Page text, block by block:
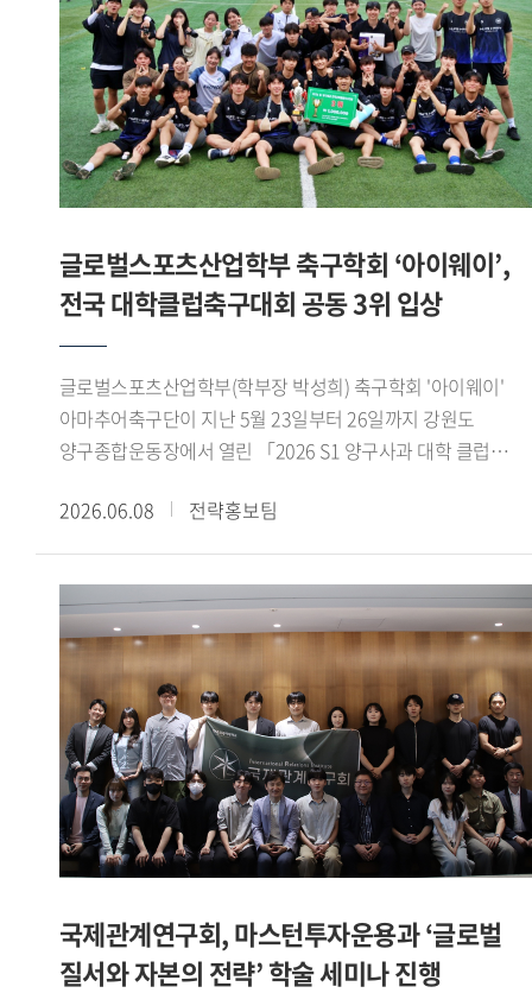
위해 마련됐다. 참가팀들은 스포츠 산업과 AI 바이오헬스
기술을 접목한 다양한 아이디어를 영상 발표 형식으로
제출했으며, 심사는 창의성, 기술 융합성, 산업 적용 가능성,
실현 가능성 등을 중심으로 진행됐다.'AI 동적 운동 처방 플랫폼
팀은 발표 세션에서 ▲Pre-Work(운동 전) 단계의 국민체력100
등급 점수와 실시간 심박변이도(HRV) 기반 오늘의 운동 준비
중) 단계의 제조사별(Apple, Samsung, Garmin) 센서 특성을
반영한 실시간 가변 강도 조절 및 위험 감지 트리거 , ▲Post-
Work(운동 후) 단계의 최상 컨디션 상태 복구를 위한 목표
지향적 역산형 회복 시뮬레이터 발표를 진행하였다.
발표자들은 공공 데이터와 하이엔드 웨어러블 API를 아우르는
구체적인 데이터 매핑 기술과 아키텍처 구축 방안을 제시했다.
심사위원단은 복잡한 생체 데이터를 사용자가 쉽게 이해할 수
배터리 복구 경로 라는 개념을 도입해 운동 상태와 회복 과정을
우수한 평가를 받았다.팀장 이유준 학생은 일회성 측정에
그치던 국가 체력 인증 데이터에 실시간 스마트워치 생체
신호를 결합함으로써, 365일 실시간으로 안전벨트를 매고
운동하는 듯한 디지털 예방 의학 솔루션 을 구현하고자 했다 고
강조하며, 앞으로 제조사별 API 데이터 정규화 과정을 더욱
고도화하고, 향후 실제 공공 인프라 및 보험 산업(인슈어테크)
과의 연동 융합 연구를 통해 전 국민이 안전하게 국가 표준 체력
등급에 도달하는 데 선도적 역할을 다하겠다 고 소감을 밝혔다.
글로벌스포츠산업학부 축구학회 ‘아이웨이’,
전국 대학클럽축구대회 공동 3위 입상
글로벌스포츠산업학부(학부장 박성희) 축구학회 '아이웨이'
아마추어축구단이 지난 5월 23일부터 26일까지 강원도
양구종합운동장에서 열린 「2026 S1 양구사과 대학 클럽
고려대학교 SFA, 한국체육대학교 실버골 FC, 한림대학교
레오를 상대로 조 1위를 기록하며 16강에 진출했다.이후
16강에서는 육군사관학교 사커라이온을, 8강에서는
한림대학교 사이다를 차례로 꺾고 4강에 올랐다. 준결승에서는
서울시립대학교 AZURE와 맞붙어 선전한 끝에 공동 3위로
대회를 마무리했다.이번 대회는 전국 대학 축구 동아리와 학회
팀들이 참가하는 대학 클럽 축구대회로, 아이웨이는 이번
성과를 통해 전국 무대에서 경쟁력을 입증했다.
글로벌스포츠산업학부 축구학회 아이웨이는 학부 재학생들로
구성된 축구 학회로, 교내외 각종 대회와 교류전에 참가하며
꾸준히 활동을 이어가고 있다.
2026.06.08 전략홍보팀
국제관계연구회, 마스턴투자운용과 ‘글로벌
질서와 자본의 전략’ 학술 세미나 진행